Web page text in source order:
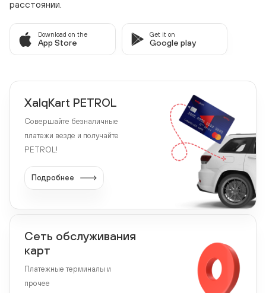
расстоянии.
Download on the
App Store
Get it on
Google play
XalqKart PETROL
Совершайте безналичные
платежи везде и получайте
PETROL!
Подробнее
Сеть обслуживания
карт
Платежные терминалы и
прочее